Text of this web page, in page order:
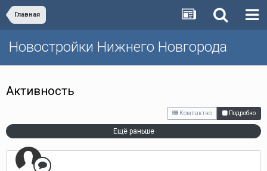
Главная
Новостройки Нижнего Новгорода
Активность
Компактно Подробно
Ещё раньше